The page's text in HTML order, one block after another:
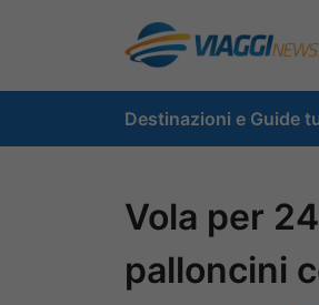
contenuto
Destinazioni e Guide
Vola per
palloncini